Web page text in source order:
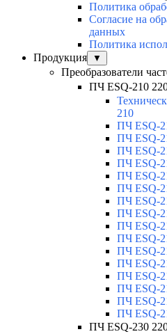
Политика
Согласие на
данных
Политика
Продукция
▼
Преобразователи
ПЧ ESQ-210
210
ПЧ ESQ-
ПЧ ESQ-
ПЧ ESQ-
ПЧ ESQ-
ПЧ ESQ-
ПЧ ESQ-
ПЧ ESQ-
ПЧ ESQ-
ПЧ ESQ-
ПЧ ESQ-
ПЧ ESQ-
ПЧ ESQ-
ПЧ ESQ-
ПЧ ESQ-
ПЧ ESQ-
ПЧ ESQ-
ПЧ ESQ-230